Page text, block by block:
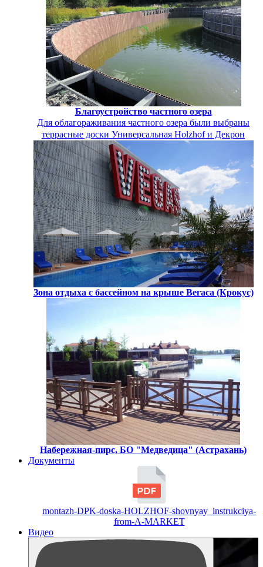
Благоустройство частного озера
Для облагораживания частного озера были выбраны
террасные доски Универсальная Holzhof и Декрон
Зона отдыха с бассейном на крыше Вегаса (Крокус)
Набережная-пирс, БО "Медведица" (Астрахань)
Документы
montazh-DPK-doska-HOLZHOF-shovnyay_instrukciya-
from-A-MARKET
Видео